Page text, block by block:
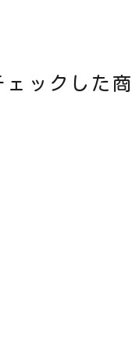
ェックした